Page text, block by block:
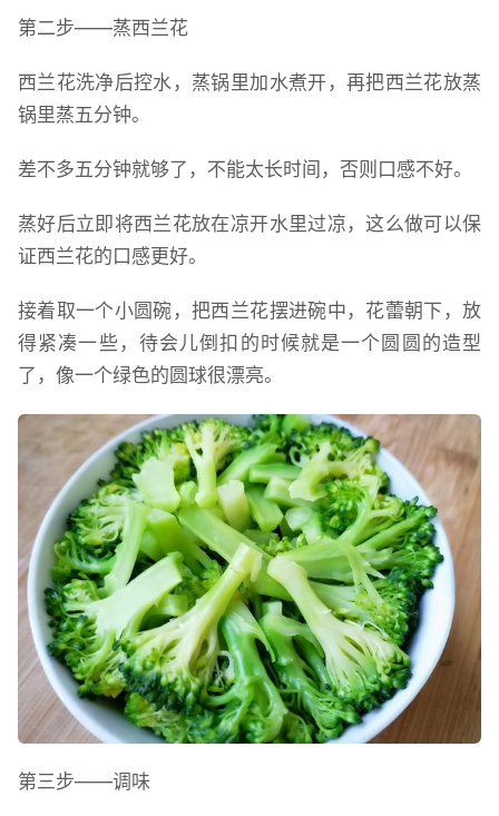
第二步——蒸西兰花
西兰花洗净后控水，蒸锅里加水煮开，再把西兰花放蒸
锅里蒸五分钟。
差不多五分钟就够了，不能太长时间，否则口感不好。
蒸好后立即将西兰花放在凉开水里过凉，这么做可以保
证西兰花的口感更好。
接着取一个小圆碗，把西兰花摆进碗中，花蕾朝下，放
得紧凑一些，待会儿倒扣的时候就是一个圆圆的造型
了，像一个绿色的圆球很漂亮。
第三步——调味